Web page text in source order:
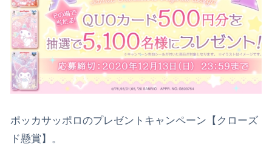
ポッカサッポロのプレゼントキャンペーン【クローズ
ド懸賞】。